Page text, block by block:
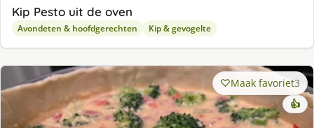
Kip Pesto uit de oven
Avondeten & hoofdgerechten Kip & gevogelte
Maak favoriet3
👍